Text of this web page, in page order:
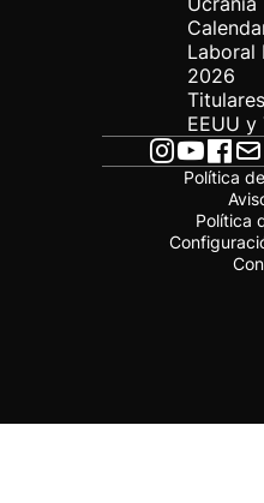
Laboral
2026
EEUU y
Política
Política